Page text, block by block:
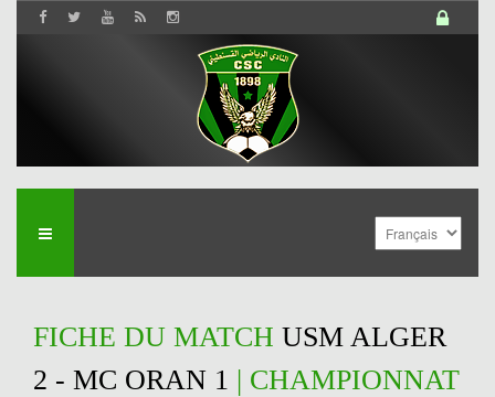
FICHE DU MATCH USM ALGER
2 - MC ORAN 1 | CHAMPIONNAT